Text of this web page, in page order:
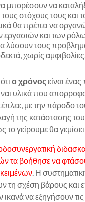
μπορέσουν να
στόχους τους και
θα πρέπει να
εργασιών και των
λύσουν τους
χωρίς
ο χρόνος είναι
υλικά που
με την πάροδο
της κατάστασης
το γείρουμε θα
τα βοήθησε να
. Η
τη σχέση βάρους και
να εξηγήσουν